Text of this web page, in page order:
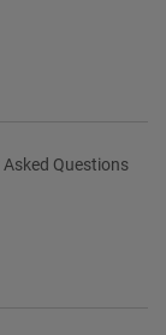
Questions